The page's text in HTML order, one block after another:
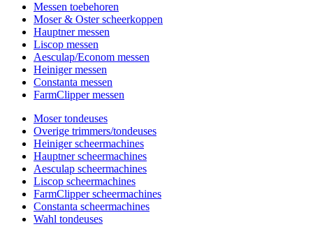
Messen toebehoren
Moser & Oster scheerkoppen
Hauptner messen
Liscop messen
Aesculap/Econom messen
Heiniger messen
Constanta messen
FarmClipper messen
Moser tondeuses
Overige trimmers/tondeuses
Heiniger scheermachines
Hauptner scheermachines
Aesculap scheermachines
Liscop scheermachines
FarmClipper scheermachines
Constanta scheermachines
Wahl tondeuses